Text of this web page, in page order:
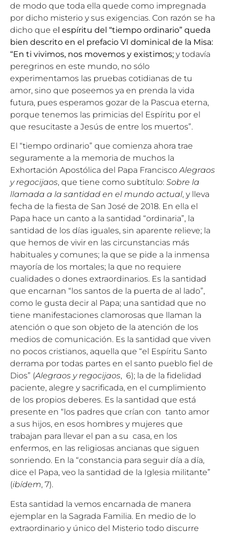
de modo que toda ella quede como impregnada
por dicho misterio y sus exigencias. Con razón se ha
dicho que el espíritu del “tiempo ordinario” queda
bien descrito en el prefacio VI dominical de la Misa:
“En ti vivimos, nos movemos y existimos; y todavía
peregrinos en este mundo, no sólo
experimentamos las pruebas cotidianas de tu
amor, sino que poseemos ya en prenda la vida
futura, pues esperamos gozar de la Pascua eterna,
porque tenemos las primicias del Espíritu por el
que resucitaste a Jesús de entre los muertos”.
El “tiempo ordinario” que comienza ahora trae
seguramente a la memoria de muchos la
Exhortación Apostólica del Papa FranciscoAlegraos
y regocijaos, que tiene como subtítulo: Sobre la
llamada a la santidad en el mundo actual, y lleva
fecha de la fiesta de San José de 2018. En ella el
Papa hace un canto a la santidad “ordinaria”, la
santidad de los días iguales, sin aparente relieve; la
que hemos de vivir en las circunstancias más
habituales y comunes; la que se pide a la inmensa
mayoría de los mortales; la que no requiere
cualidades o dones extraordinarios. Es la santidad
que encarnan “los santos de la puerta de al lado”,
como le gusta decir al Papa; una santidad que no
tiene manifestaciones clamorosas que llaman la
atención o que son objeto de la atención de los
medios de comunicación. Es la santidad que viven
no pocos cristianos, aquella que “el Espíritu Santo
derrama por todas partes en el santo pueblo fiel de
Dios” (Alegraos y regocijaos, 6); la de la fidelidad
paciente, alegre y sacrificada, en el cumplimiento
de los propios deberes. Es la santidad que está
presente en “los padres que crían con tanto amor
a sus hijos, en esos hombres y mujeres que
trabajan para llevar el pan a su casa, en los
enfermos, en las religiosas ancianas que siguen
sonriendo. En la “constancia para seguir día a día,
dice el Papa, veo la santidad de la Iglesia militante”
(ibídem, 7).
Esta santidad la vemos encarnada de manera
ejemplar en la Sagrada Familia. En medio de lo
extraordinario y único del Misterio todo discurre